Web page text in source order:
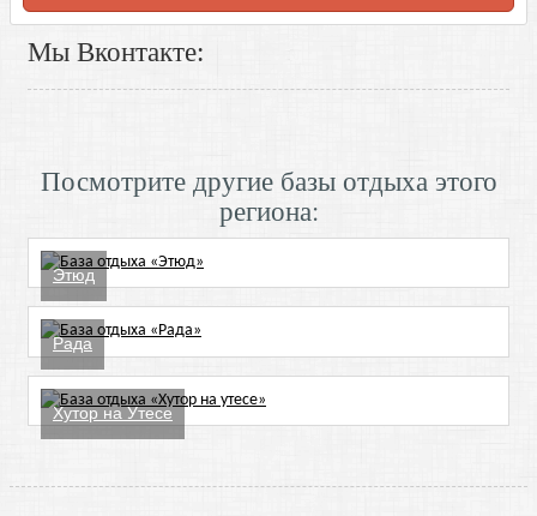
Мы Вконтакте:
Посмотрите другие базы отдыха этого
региона:
Этюд
Рада
Хутор на Утесе